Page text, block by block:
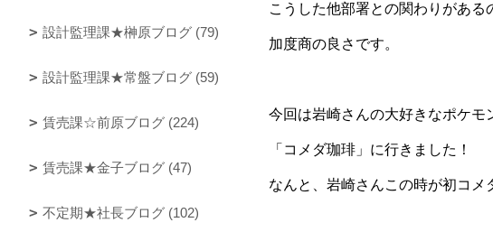
こうした他部署との関わりがある
加度商の良さです。
今回は岩崎さんの大好きなポケモ
「コメダ珈琲」に行きました！
なんと、岩崎さんこの時が初コメ
設計監理課★榊原ブログ (79)
設計監理課★常盤ブログ (59)
賃売課☆前原ブログ (224)
賃売課★金子ブログ (47)
不定期★社長ブログ (102)